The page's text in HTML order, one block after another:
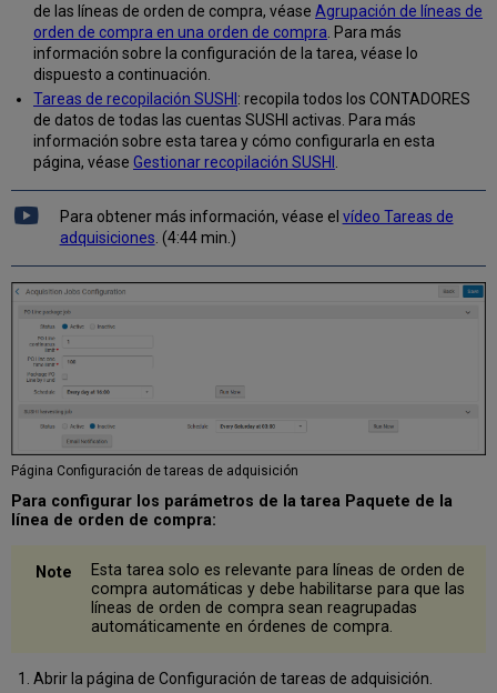
de las líneas de orden de compra, véase Agrupación de líneas de
orden de compra en una orden de compra . Para más
información sobre la configuración de la tarea, véase lo
dispuesto a continuación.
Tareas de recopilación SUSHI : recopila todos los CONTADORES
de datos de todas las cuentas SUSHI activas. Para más
información sobre esta tarea y cómo configurarla en esta
página, véase Gestionar recopilación SUSHI .
Para obtener más información, véase el vídeo Tareas de
adquisiciones . (4:44 min.)
Página Configuración de tareas de adquisición
Para configurar los parámetros de la tarea Paquete de la
línea de orden de compra:
Esta tarea solo es relevante para líneas de orden de
compra automáticas y debe habilitarse para que las
líneas de orden de compra sean reagrupadas
automáticamente en órdenes de compra.
Abrir la página de Configuración de tareas de adquisición.